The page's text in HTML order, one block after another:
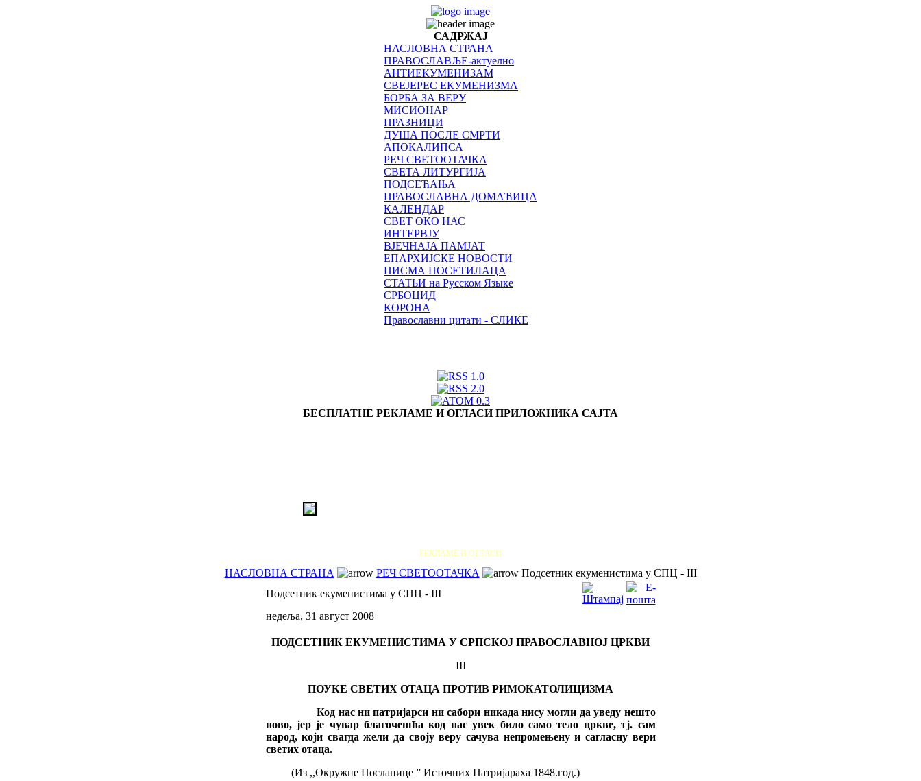
САДРЖАЈ
НАСЛОВНА СТРАНА
ПРАВОСЛАВЉЕ-актуелно
АНТИЕКУМЕНИЗАМ
СВЕЈЕРЕС ЕКУМЕНИЗМА
БОРБА ЗА ВЕРУ
МИСИОНАР
ПРАЗНИЦИ
ДУША ПОСЛЕ СМРТИ
АПОКАЛИПСА
РЕЧ СВЕТООТАЧКА
СВЕТА ЛИТУРГИЈА
ПОДСЕЋАЊА
ПРАВОСЛАВНА ДОМАЋИЦА
КАЛЕНДАР
СВЕТ ОКО НАС
ИНТЕРВЈУ
ВЈЕЧНАЈА ПАМЈАТ
ЕПАРХИЈСКЕ НОВОСТИ
ПИСМА ПОСЕТИЛАЦА
СТАТЬИ на Русском Языке
СРБОЦИД
КОРОНА
Православни цитати - СЛИКЕ
БЕСПЛАТНЕ РЕКЛАМЕ И ОГЛАСИ ПРИЛОЖНИКА САЈТА
РЕКЛАМЕ И ОГЛАСИ
НАСЛОВНА СТРАНА РЕЧ СВЕТООТАЧКА
Подсетник екуменистима у СПЦ - III
Подсетник екуменистима у СПЦ - III
недеља, 31 август 2008
ПОДСЕТНИК ЕКУМЕНИСТИМА У СРПСКОЈ ПРАВОСЛАВНОЈ ЦРКВИ
III
ПОУКЕ СВЕТИХ ОТАЦА ПРОТИВ РИМОКАТОЛИЦИЗМА
Код нас ни патријарси ни сабори никада нису могли да уведу нешто
ново, јер је чувар благочешћа код нас увек било само тело цркве, тј. сам
народ, који свагда жели да своју веру сачува непромењену и сагласну вери
светих отаца.
(Из ,,Окружне Посланице ” Источних Патријараха 1848.год.)